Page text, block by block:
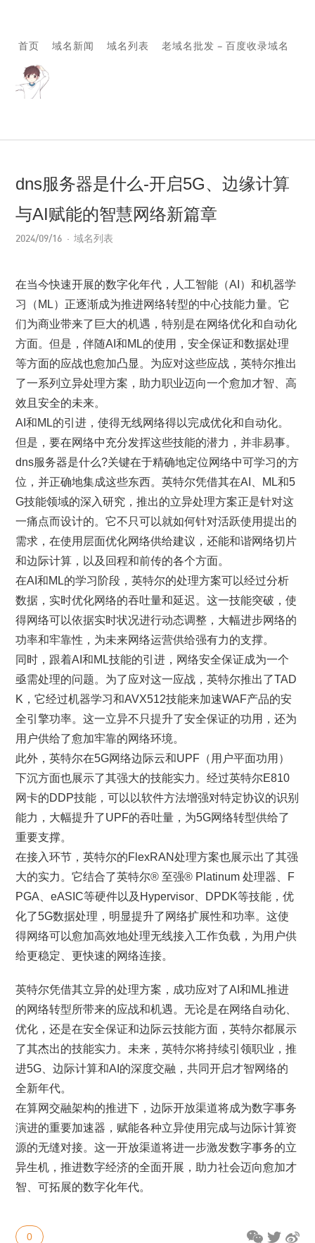
首页 域名新闻 域名列表 老域名批发 – 百度收录域名
dns服务器是什么-开启5G、边缘计算
与AI赋能的智慧网络新篇章
2024/09/16 域名列表
在当今快速开展的数字化年代，人工智能（AI）和机器学
习（ML）正逐渐成为推进网络转型的中心技能力量。它
们为商业带来了巨大的机遇，特别是在网络优化和自动化
方面。但是，伴随AI和ML的使用，安全保证和数据处理
等方面的应战也愈加凸显。为应对这些应战，英特尔推出
了一系列立异处理方案，助力职业迈向一个愈加才智、高
效且安全的未来。
AI和ML的引进，使得无线网络得以完成优化和自动化。
但是，要在网络中充分发挥这些技能的潜力，并非易事。
dns服务器是什么?关键在于精确地定位网络中可学习的方
位，并正确地集成这些东西。英特尔凭借其在AI、ML和5
G技能领域的深入研究，推出的立异处理方案正是针对这
一痛点而设计的。它不只可以就如何针对活跃使用提出的
需求，在使用层面优化网络供给建议，还能和谐网络切片
和边际计算，以及回程和前传的各个方面。
在AI和ML的学习阶段，英特尔的处理方案可以经过分析
数据，实时优化网络的吞吐量和延迟。这一技能突破，使
得网络可以依据实时状况进行动态调整，大幅进步网络的
功率和牢靠性，为未来网络运营供给强有力的支撑。
同时，跟着AI和ML技能的引进，网络安全保证成为一个
亟需处理的问题。为了应对这一应战，英特尔推出了TAD
K，它经过机器学习和AVX512技能来加速WAF产品的安
全引擎功率。这一立异不只提升了安全保证的功用，还为
用户供给了愈加牢靠的网络环境。
此外，英特尔在5G网络边际云和UPF（用户平面功用）
下沉方面也展示了其强大的技能实力。经过英特尔E810
网卡的DDP技能，可以以软件方法增强对特定协议的识别
能力，大幅提升了UPF的吞吐量，为5G网络转型供给了
重要支撑。
在接入环节，英特尔的FlexRAN处理方案也展示出了其强
大的实力。它结合了英特尔® 至强® Platinum 处理器、F
PGA、eASIC等硬件以及Hypervisor、DPDK等技能，优
化了5G数据处理，明显提升了网络扩展性和功率。这使
得网络可以愈加高效地处理无线接入工作负载，为用户供
给更稳定、更快速的网络连接。
英特尔凭借其立异的处理方案，成功应对了AI和ML推进
的网络转型所带来的应战和机遇。无论是在网络自动化、
优化，还是在安全保证和边际云技能方面，英特尔都展示
了其杰出的技能实力。未来，英特尔将持续引领职业，推
进5G、边际计算和AI的深度交融，共同开启才智网络的
全新年代。
在算网交融架构的推进下，边际开放渠道将成为数字事务
演进的重要加速器，赋能各种立异使用完成与边际计算资
源的无缝对接。这一开放渠道将进一步激发数字事务的立
异生机，推进数字经济的全面开展，助力社会迈向愈加才
智、可拓展的数字化年代。
0